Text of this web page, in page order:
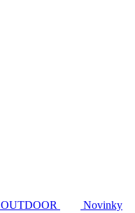
OUTDOOR
Novinky